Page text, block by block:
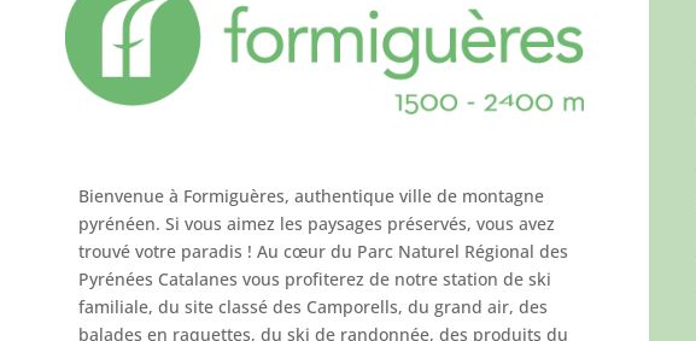
Bienvenue à Formiguères, authentique ville de montagne
pyrénéen. Si vous aimez les paysages préservés, vous avez
trouvé votre paradis ! Au cœur du Parc Naturel Régional des
Pyrénées Catalanes vous profiterez de notre station de ski
familiale, du site classé des Camporells, du grand air, des
balades en raquettes, du ski de randonnée, des produits du